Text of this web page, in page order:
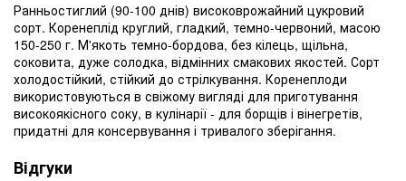
Ранньостиглий (90-100 днів) високоврожайний цукровий
сорт. Коренеплід круглий, гладкий, темно-червоний, масою
150-250 г. М'якоть темно-бордова, без кілець, щільна,
соковита, дуже солодка, відмінних смакових якостей. Сорт
холодостійкий, стійкий до стрілкування. Коренеплоди
використовуються в свіжому вигляді для приготування
високоякісного соку, в кулінарії - для борщів і вінегретів,
придатні для консервування і тривалого зберігання.
Відгуки